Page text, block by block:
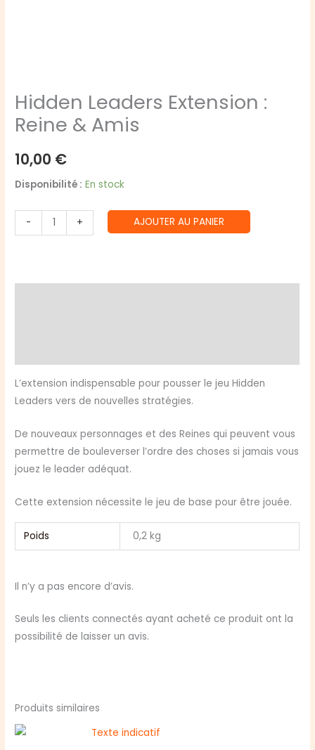
Hidden Leaders Extension :
Reine & Amis
10,00 €
Disponibilité : En stock
-
quantité
de
+ AJOUTER AU PANIER
L’extension indispensable pour pousser le jeu Hidden
Leaders vers de nouvelles stratégies.
De nouveaux personnages et des Reines qui peuvent vous
permettre de bouleverser l’ordre des choses si jamais vous
jouez le leader adéquat.
Cette extension nécessite le jeu de base pour être jouée.
Poids 0,2 kg
Il n’y a pas encore d’avis.
Seuls les clients connectés ayant acheté ce produit ont la
possibilité de laisser un avis.
Produits similaires